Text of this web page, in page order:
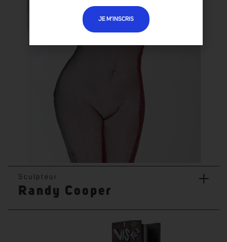
Sculpteur +
Randy Cooper
JE M’INSCRIS